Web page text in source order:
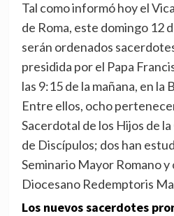
Tal como informó hoy el
de Roma, este domingo 12
serán ordenados
presidida por el Papa
las 9:15 de la mañana, en la
Entre ellos, ocho
Sacerdotal de los Hijos de
de Discípulos; dos han
Seminario Mayor Romano y
Diocesano Redemptoris
Los nuevos sacerdotes